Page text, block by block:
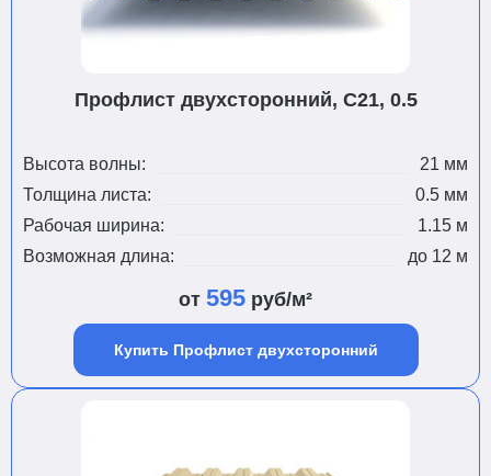
Профлист двухсторонний, С21, 0.5
Высота волны:
21 мм
Толщина листа:
0.5 мм
Рабочая ширина:
1.15 м
Возможная длина:
до 12 м
от 595 руб/м²
Купить Профлист двухсторонний